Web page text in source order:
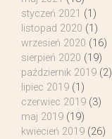
styczeń 2021 (1)
listopad 2020 (1)
wrzesień 2020 (16)
sierpień 2020 (19)
październik 2019 (2)
lipiec 2019 (1)
czerwiec 2019 (3)
maj 2019 (19)
kwiecień 2019 (26)